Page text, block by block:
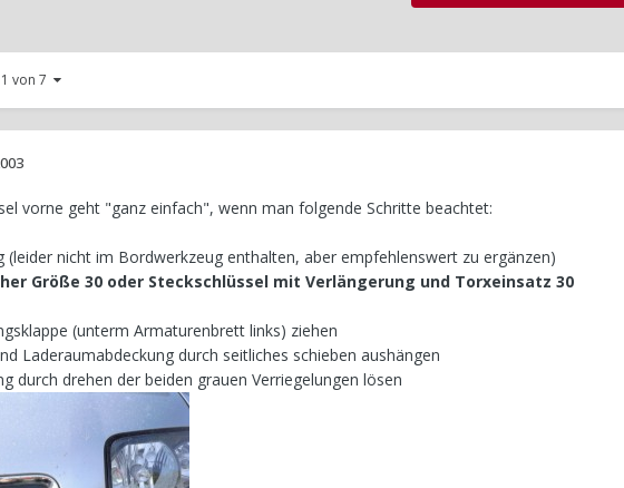
von 7
vorne geht "ganz einfach", wenn man folgende Schritte beachtet:
(leider nicht im Bordwerkzeug enthalten, aber empfehlenswert zu ergänzen)
Größe 30 oder Steckschlüssel mit Verlängerung und Torxeinsatz 30
(unterm Armaturenbrett links) ziehen
Laderaumabdeckung durch seitliches schieben aushängen
durch drehen der beiden grauen Verriegelungen lösen